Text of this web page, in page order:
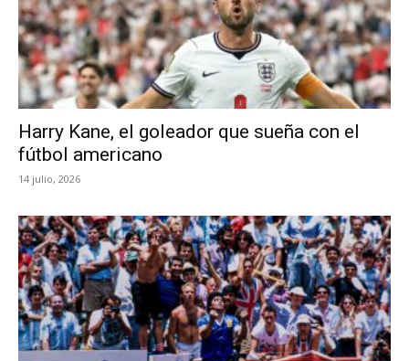
Harry Kane, el goleador que sueña con el
fútbol americano
14 julio, 2026